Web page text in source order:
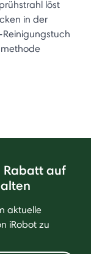
löst
in der
Rabatt auf
aktuelle
iRobot zu